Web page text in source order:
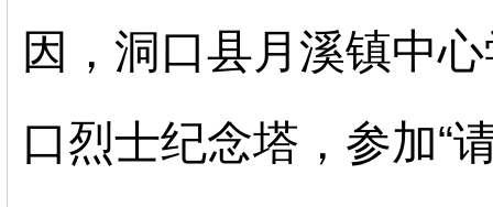
因，洞口县月溪镇中
口烈士纪念塔，参加“